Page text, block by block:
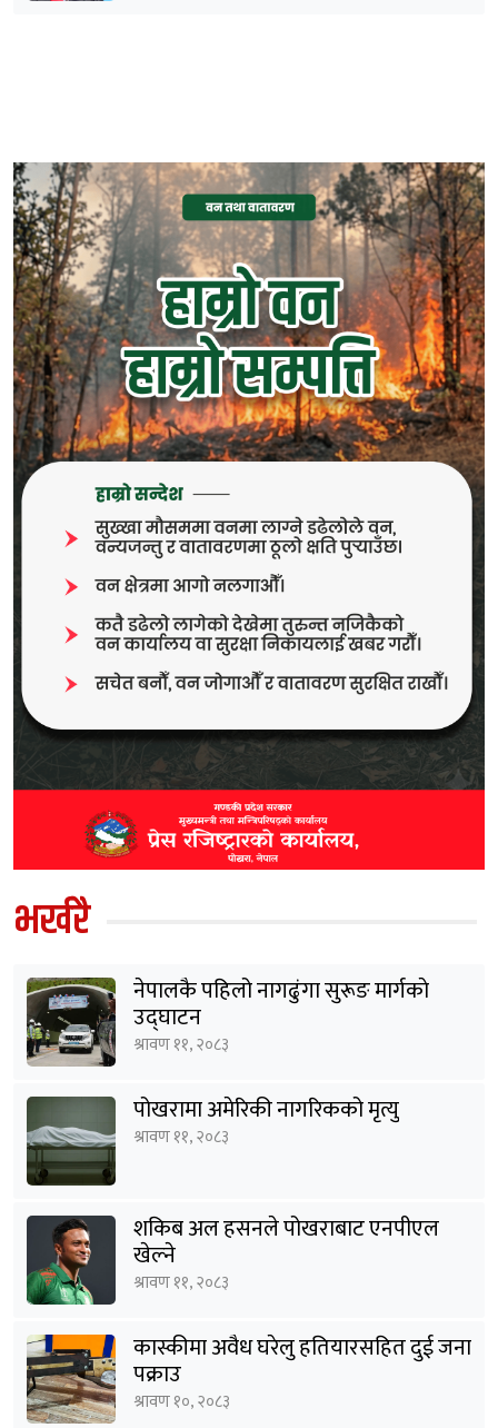
भर्खरै
नेपालकै पहिलो नागढुंगा सुरूङ मार्गकाे
उद्घाटन
श्रावण ११, २०८३
पोखरामा अमेरिकी नागरिकको मृत्यु
श्रावण ११, २०८३
शकिब अल हसनले पोखराबाट एनपीएल
खेल्ने
श्रावण ११, २०८३
कास्कीमा अवैध घरेलु हतियारसहित दुई जना
पक्राउ
श्रावण १०, २०८३